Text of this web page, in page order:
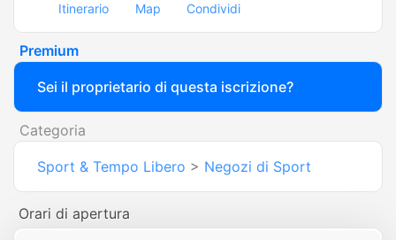
Itinerario Map Condividi
Premium
Sei il proprietario di questa iscrizione?
Categoria
Sport & Tempo Libero > Negozi di Sport
Orari di apertura